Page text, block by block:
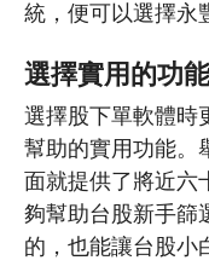
統，便可以選擇永
選擇實用的功能
選擇股下單軟體時
幫助的實用功能。
面就提供了將近六
夠幫助台股新手篩
的，也能讓台股小